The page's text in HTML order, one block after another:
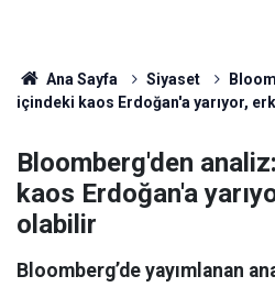
Ana Sayfa Siyaset
içindeki kaos Erdoğan'a yarıyor,
Bloomberg'den
kaos Erdoğan'a
olabilir
Bloomberg’de yayımlanan